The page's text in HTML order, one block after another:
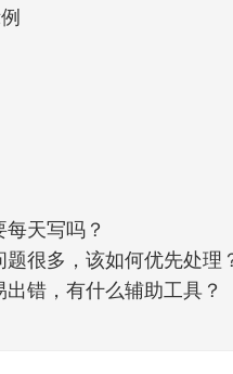
天写吗？
很多，该如何优先处理
错，有什么辅助工具？